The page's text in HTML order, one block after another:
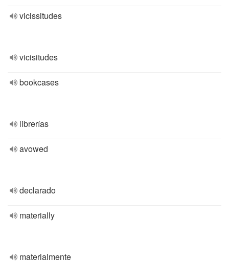
vicissitudes
vicisitudes
bookcases
librerías
avowed
declarado
materially
materialmente